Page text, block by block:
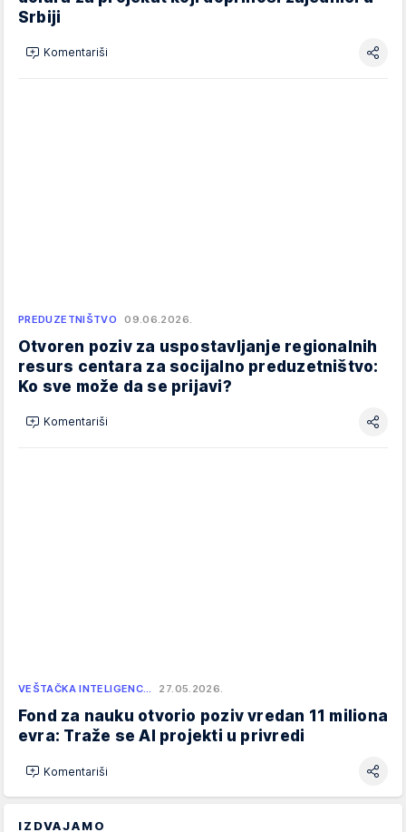
Srbiji
Komentariši
PREDUZETNIŠTVO 09.06.2026.
Otvoren poziv za uspostavljanje regionalnih
resurs centara za socijalno preduzetništvo:
Ko sve može da se prijavi?
Komentariši
VEŠTAČKA INTELIGENC… 27.05.2026.
Fond za nauku otvorio poziv vredan 11 miliona
evra: Traže se AI projekti u privredi
Komentariši
IZDVAJAMO